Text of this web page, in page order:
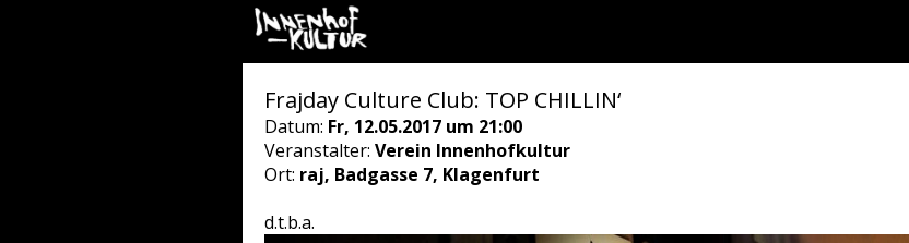
Frajday Culture Club: TOP CHILLIN‘
Datum: Fr, 12.05.2017 um 21:00
Veranstalter: Verein Innenhofkultur
Ort: raj, Badgasse 7, Klagenfurt
d.t.b.a.